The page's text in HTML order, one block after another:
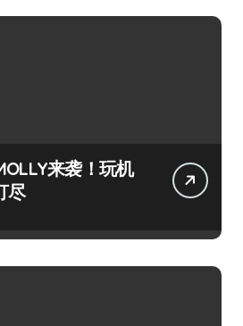
来袭！玩机
尽